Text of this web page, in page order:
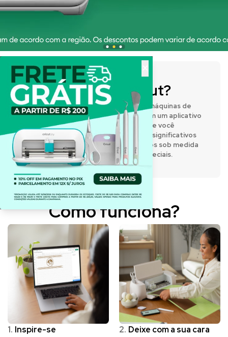
O que é a Cricut?
A Cricut® fabrica prensas térmicas e máquinas de
corte inteligentes que funcionam com um aplicativo
de design fácil de usar, permitindo que você
expresse sua criatividade e crie itens significativos
e personalizados. Desenvolva projetos sob medida
para o dia a dia e para momentos especiais.
Como funciona?
1. Inspire-se 2. Deixe com a sua cara